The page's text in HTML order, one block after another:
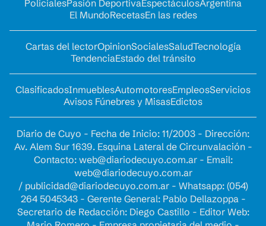
PolicialesPasión DeportivaEspectáculosArgentina
El MundoRecetasEn las redes
Cartas del lectorOpinionSocialesSaludTecnología
TendenciaEstado del tránsito
ClasificadosInmueblesAutomotoresEmpleosServicios
Avisos Fúnebres y MisasEdictos
Diario de Cuyo - Fecha de Inicio: 11/2003 - Dirección:
Av. Alem Sur 1639. Esquina Lateral de Circunvalación -
Contacto: web@diariodecuyo.com.ar- Email:
web@diariodecuyo.com.ar
/ publicidad@diariodecuyo.com.ar- Whatsapp: (054)
264 5045343 - Gerente General: Pablo Dellazoppa -
Secretario de Redacción: Diego Castillo - Editor Web: